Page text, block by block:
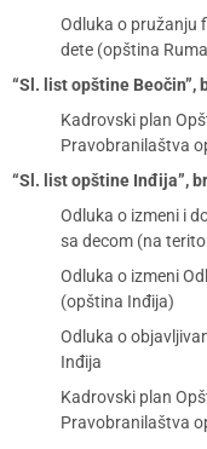
Odluka o pružanju
dete (opština
“Sl. list opštine Beočin”,
Kadrovski plan
Pravobranilaštva
“Sl. list opštine Inđija”,
Odluka o izmeni i
sa decom (na
Odluka o izmeni
(opština Inđija)
Odluka o
Inđija
Kadrovski plan
Pravobranilaštva